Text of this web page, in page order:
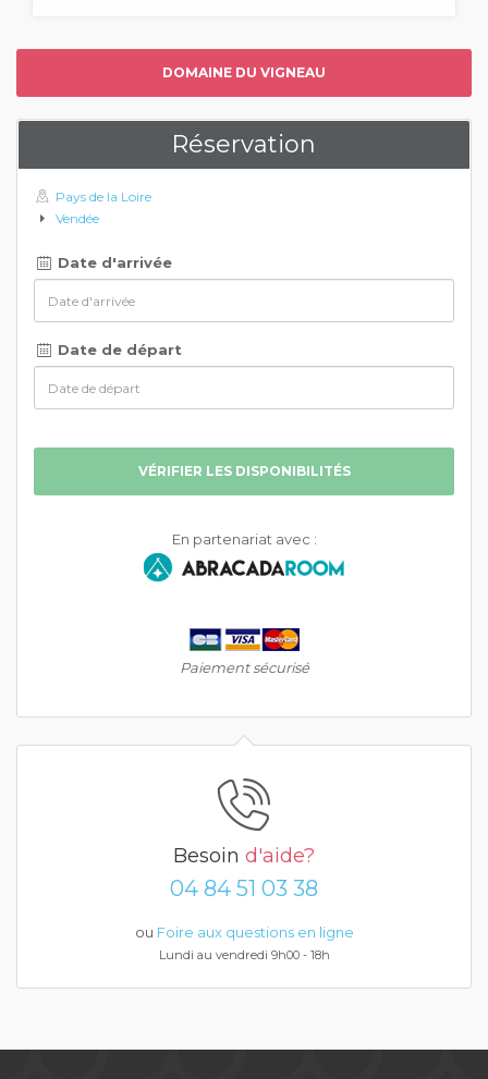
DOMAINE DU VIGNEAU
Réservation
Pays de la Loire
Vendée
Date d'arrivée
Date de départ
VÉRIFIER LES DISPONIBILITÉS
En partenariat avec :
Paiement sécurisé
Besoin d'aide?
04 84 51 03 38
ou Foire aux questions en ligne
Lundi au vendredi 9h00 - 18h